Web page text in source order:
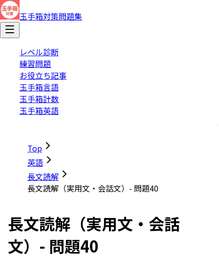
玉手箱対策問題集
レベル診断
練習問題
お役立ち記事
玉手箱言語
玉手箱計数
玉手箱英語
Top
英語
長文読解
長文読解（実用文・会話文）- 問題40
長文読解（実用文・会話
文）- 問題40